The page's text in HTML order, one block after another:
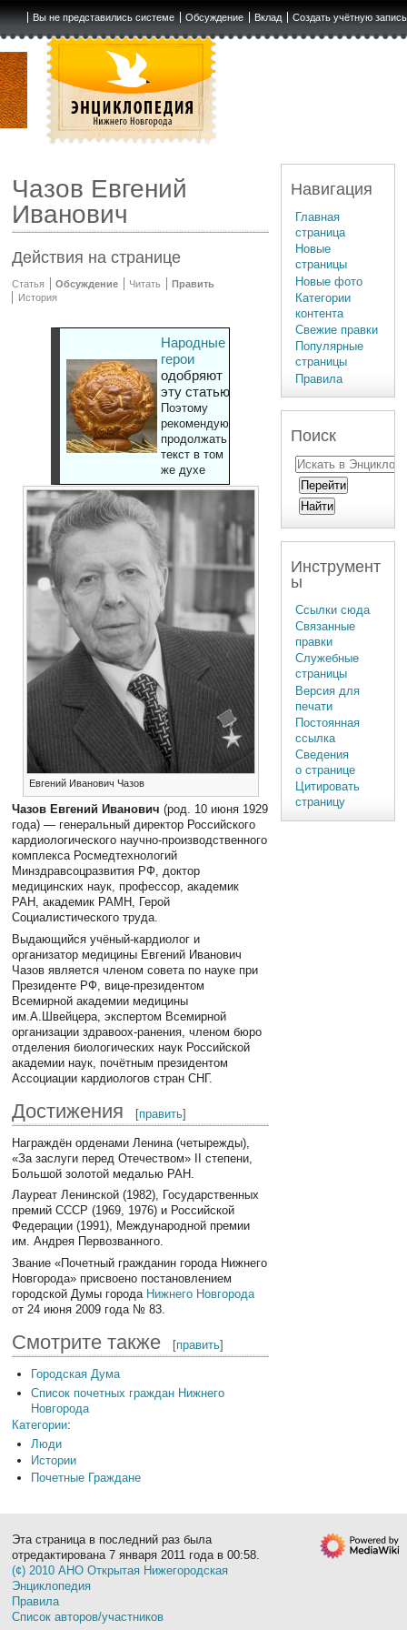
Вы не представились системе Обсуждение Вклад Создать учётную запись
Чазов Евгений
Иванович
Действия на странице
Статья Обсуждение Читать
Править
История
Народные
герои
одобряют
эту статью
Поэтому
рекомендуют
продолжать
текст в том
же духе
Евгений Иванович Чазов
Чазов Евгений Иванович (род. 10 июня 1929
года) — генеральный директор Российского
кардиологического научно-производственного
комплекса Росмедтехнологий
Минздравсоцразвития РФ, доктор
медицинских наук, профессор, академик
РАН, академик РАМН, Герой
Социалистического труда.
Выдающийся учёный-кардиолог и
организатор медицины Евгений Иванович
Чазов является членом совета по науке при
Президенте РФ, вице-президентом
Всемирной академии медицины
им.А.Швейцера, экспертом Всемирной
организации здравоох-ранения, членом бюро
отделения биологических наук Российской
академии наук, почётным президентом
Ассоциации кардиологов стран СНГ.
Достижения [править]
Награждён орденами Ленина (четырежды),
«За заслуги перед Отечеством» II степени,
Большой золотой медалью РАН.
Лауреат Ленинской (1982), Государственных
премий СССР (1969, 1976) и Российской
Федерации (1991), Международной премии
им. Андрея Первозванного.
Звание «Почетный гражданин города Нижнего
Новгорода» присвоено постановлением
городской Думы города Нижнего Новгорода
от 24 июня 2009 года № 83.
Смотрите также [править]
Городская Дума
Список почетных граждан Нижнего
Новгорода
Категории:
Люди
Истории
Почетные Граждане
Навигация
Главная
страница
Новые
страницы
Новые фото
Категории
контента
Свежие правки
Популярные
страницы
Правила
Поиск
Инструмент
ы
Ссылки сюда
Связанные
правки
Служебные
страницы
Версия для
печати
Постоянная
ссылка
Сведения
о странице
Цитировать
страницу
Эта страница в последний раз была
отредактирована 7 января 2011 года в 00:58.
(¢) 2010 АНО Открытая Нижегородская
Энциклопедия
Правила
Список авторов/участников